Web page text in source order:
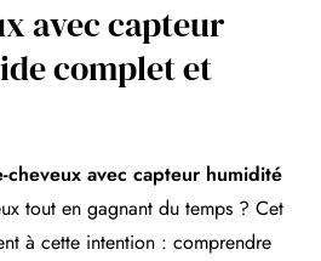
avec capteur
complet et
cheveux avec capteur humidité
tout en gagnant du temps ? Cet
à cette intention : comprendre